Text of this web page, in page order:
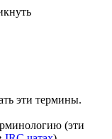
эти термины.
(эти